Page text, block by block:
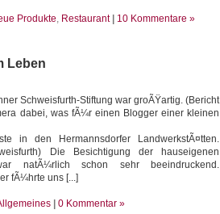
Produkte, Restaurant 10 Kommentare »
Leben
Schweisfurth-Stiftung war groÃŸartig. (Bericht
dabei, was fÃ¼r einen Blogger einer kleinen
in den Hermannsdorfer LandwerkstÃ¤tten.
Die Besichtigung der hauseigenen
natÃ¼rlich schon sehr beeindruckend.
fÃ¼hrte uns [...]
0 Kommentar »